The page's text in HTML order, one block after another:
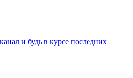
и будь в курсе последних